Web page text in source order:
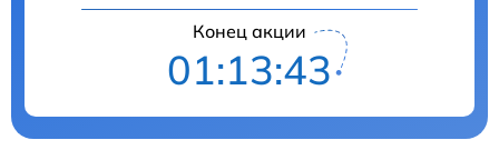
Конец акции
01:13:42